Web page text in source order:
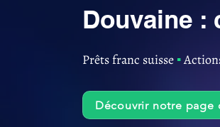
Douvaine :
Prêts franc suisse ▪︎
Découvrir notre page